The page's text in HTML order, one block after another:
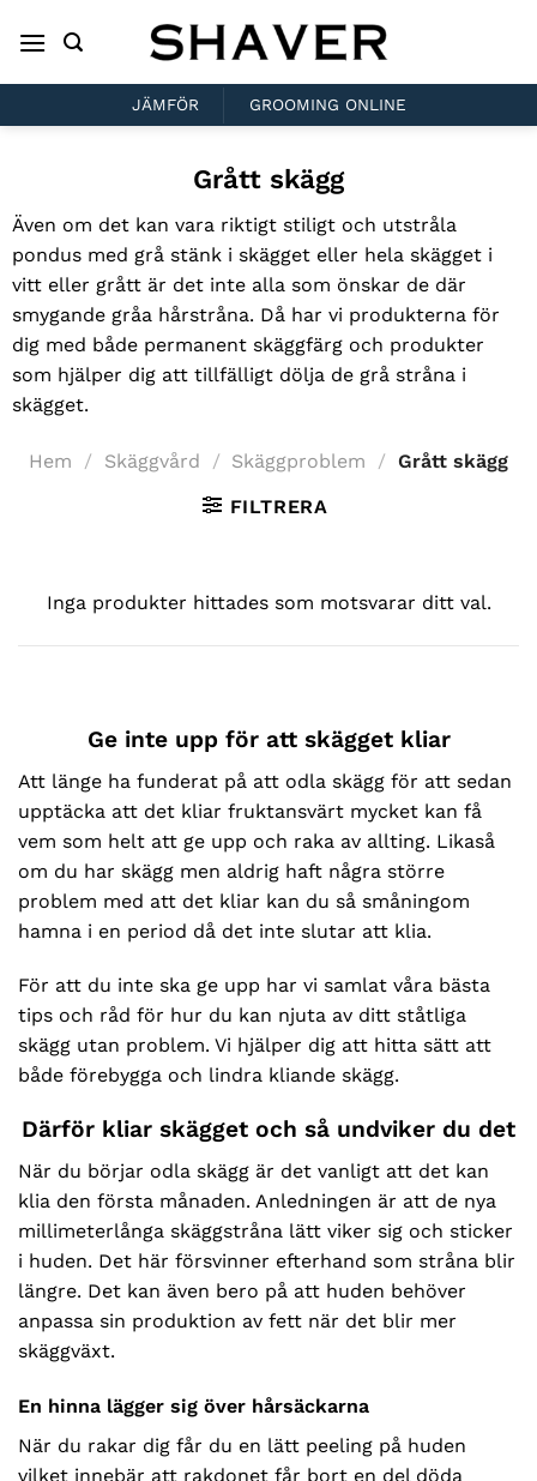
JÄMFÖR GROOMING ONLINE
Grått skägg
Även om det kan vara riktigt stiligt och utstråla
pondus med grå stänk i skägget eller hela skägget i
vitt eller grått är det inte alla som önskar de där
smygande gråa hårstråna. Då har vi produkterna för
dig med både permanent skäggfärg och produkter
som hjälper dig att tillfälligt dölja de grå stråna i
skägget.
Hem / Skäggvård / Skäggproblem / Grått skägg
FILTRERA
Inga produkter hittades som motsvarar ditt val.
Ge inte upp för att skägget kliar
Att länge ha funderat på att odla skägg för att sedan
upptäcka att det kliar fruktansvärt mycket kan få
vem som helt att ge upp och raka av allting. Likaså
om du har skägg men aldrig haft några större
problem med att det kliar kan du så småningom
hamna i en period då det inte slutar att klia.
För att du inte ska ge upp har vi samlat våra bästa
tips och råd för hur du kan njuta av ditt ståtliga
skägg utan problem. Vi hjälper dig att hitta sätt att
både förebygga och lindra kliande skägg.
Därför kliar skägget och så undviker du det
När du börjar odla skägg är det vanligt att det kan
klia den första månaden. Anledningen är att de nya
millimeterlånga skäggstråna lätt viker sig och sticker
i huden. Det här försvinner efterhand som stråna blir
längre. Det kan även bero på att huden behöver
anpassa sin produktion av fett när det blir mer
skäggväxt.
En hinna lägger sig över hårsäckarna
När du rakar dig får du en lätt peeling på huden
vilket innebär att rakdonet får bort en del döda